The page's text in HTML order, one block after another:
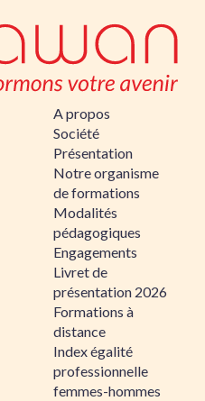
A propos
Société
Présentation
Notre organisme
de formations
Modalités
pédagogiques
Engagements
Livret de
présentation 2026
Formations à
distance
Index égalité
professionnelle
femmes-hommes